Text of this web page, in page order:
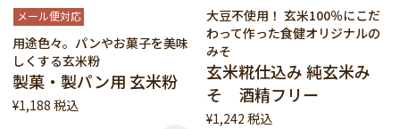
メール便対応
用途色々。パンやお菓子を美味
しくする玄米粉
製菓・製パン用 玄米粉
¥1,188 税込
大豆不使用！ 玄米100％にこだ
わって作った食健オリジナルの
みそ
玄米糀仕込み 純玄米み
そ 酒精フリー
¥1,242 税込